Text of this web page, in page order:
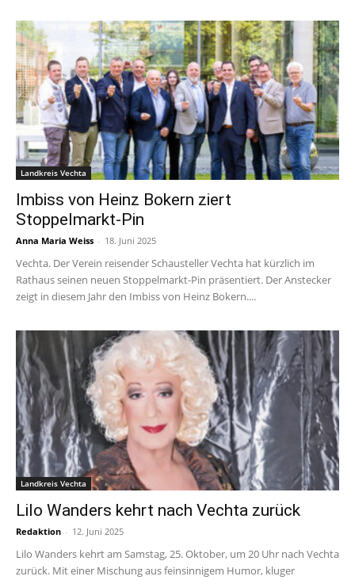
Landkreis Vechta
Imbiss von Heinz Bokern ziert
Stoppelmarkt-Pin
Anna Maria Weiss - 18. Juni 2025
Vechta. Der Verein reisender Schausteller Vechta hat kürzlich im
Rathaus seinen neuen Stoppelmarkt-Pin präsentiert. Der Anstecker
zeigt in diesem Jahr den Imbiss von Heinz Bokern....
Landkreis Vechta
Lilo Wanders kehrt nach Vechta zurück
Redaktion - 12. Juni 2025
Lilo Wanders kehrt am Samstag, 25. Oktober, um 20 Uhr nach Vechta
zurück. Mit einer Mischung aus feinsinnigem Humor, kluger